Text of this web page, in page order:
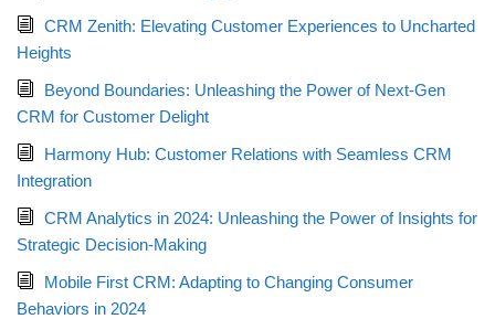
CRM Zenith: Elevating Customer Experiences to Uncharted
Heights
Beyond Boundaries: Unleashing the Power of Next-Gen
CRM for Customer Delight
Harmony Hub: Customer Relations with Seamless CRM
Integration
CRM Analytics in 2024: Unleashing the Power of Insights for
Strategic Decision-Making
Mobile First CRM: Adapting to Changing Consumer
Behaviors in 2024